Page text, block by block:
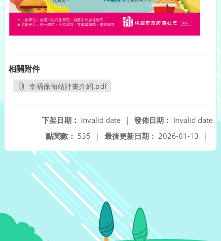
相關附件
幸福保衛站計畫介紹.pdf
發佈日期： Invalid date
下架日期： Invalid date
|
最後更新日期： 2026-01-13 |
點閱數： 535 |